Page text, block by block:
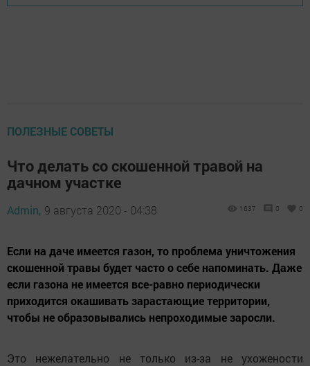
ПОЛЕЗНЫЕ СОВЕТЫ
Что делать со скошенной травой на
дачном участке
Admin, 9 августа 2020 - 04:38 1637 0 0
Если на даче имеется газон, то проблема уничтожения
скошенной травы будет часто о себе напоминать. Даже
если газона не имеется все-равно периодически
приходится окашивать зарастающие территории,
чтобы не образовывались непроходимые заросли.
Это нежелательно не только из-за не ухожености